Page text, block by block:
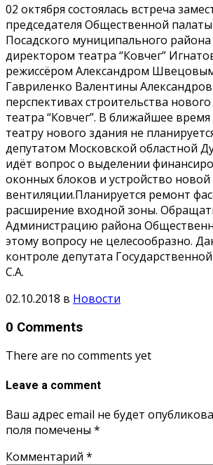
02 октября состоялась встреча
председателя Общественной
Посадского муниципального
директором театра “Ковчег”
режиссёром Александром
Гавриленко Валентины
перспективах строительства
театра “Ковчег”. В ближайшее
театру нового здания не
депутатом Московской областной
идёт вопрос о выделении
оконных блоков и устройство новой
вентиляции.Планируется ремонт
расширение входной зоны.
Администрацию района
этому вопросу не целесообразно.
контроле депутата
С.А.
02.10.2018 в Новости
0 Comments
There are no comments yet
Leave a comment
Ваш адрес email не будет
поля помечены *
Комментарий *